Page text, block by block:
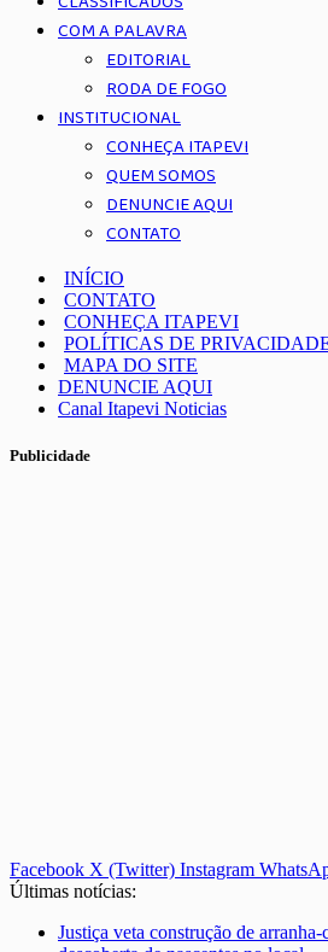
COM A PALAVRA
EDITORIAL
RODA DE FOGO
INSTITUCIONAL
CONHEÇA ITAPEVI
QUEM SOMOS
DENUNCIE AQUI
CONTATO
INÍCIO
CONTATO
CONHEÇA ITAPEVI
POLÍTICAS DE
MAPA DO SITE
DENUNCIE AQUI
Canal Itapevi Noticias
Publicidade
Facebook X (Twitter) Instagram
Últimas notícias:
Justiça veta construção de